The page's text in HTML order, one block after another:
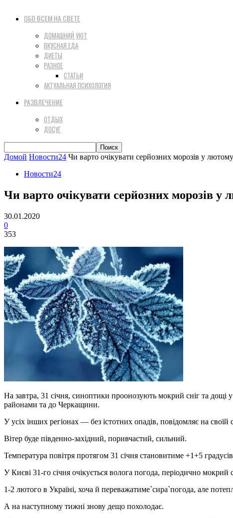
ОБО ВСЕМ НА СВЕТЕ
ДОМАШНИЙ УЮТ
ВКУСНАЯ ЕДА
ДИЕТЫ
РАЗНОЕ
СТАТЬИ
АКТУАЛЬНАЯ ПСИХОЛОГИЯ
РАЗВЛЕЧЕНИЕ
ОТДЫХ
ДОСУГ
Домой Новости24 Чи варто очікувати серйозних морозів у лютому
Новости24
Чи варто очікувати серйозних морозів у
30.01.2020
0
353
На завтра, 31 січня, синоптики проонозують мокрий сніг та
районами та до Черкащини.
У усіх інших регіонах — без істотних опадів, повідомляє на
Вітер буде південно-західний, поривчастий, сильний.
Температура повітря протягом 31 січня становитиме +1+5
У Києві 31-го січня очікується волога погода, періодично
1-2 лютого в Україні, хоча й переважатиме`сира`погода, але
А на наступному тижні знову дещо похолодає.